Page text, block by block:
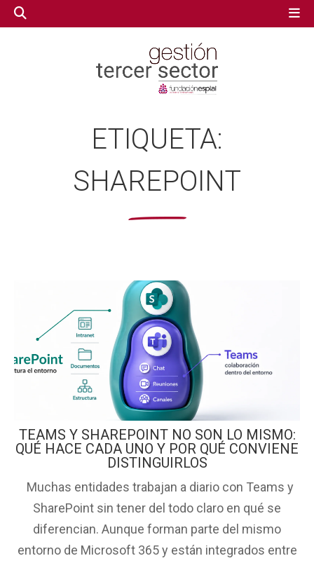
ETIQUETA:
SHAREPOINT
TEAMS Y SHAREPOINT NO SON LO MISMO:
QUÉ HACE CADA UNO Y POR QUÉ CONVIENE
DISTINGUIRLOS
Muchas entidades trabajan a diario con Teams y
SharePoint sin tener del todo claro en qué se
diferencian. Aunque forman parte del mismo
entorno de Microsoft 365 y están integrados entre
GESTIÓN TERCER SECTOR
CONECTA IA
VOLUNTARIADO.NET
GESTIÓN TERCER SECTOR
CONECTA IA
VOLUNTARIADO.NET